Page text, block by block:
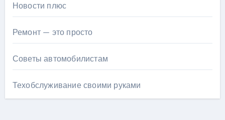
Новости плюс
Ремонт — это просто
Советы автомобилистам
Техобслуживание своими руками